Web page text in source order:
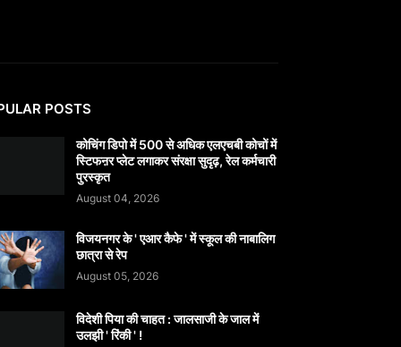
POSTS
कोचिंग डिपो में 500 से अधिक एलएचबी कोचों में
स्टिफऩर प्लेट लगाकर संरक्षा सुदृढ़, रेल कर्मचारी
पुरस्कृत
August 04, 2026
विजयनगर के ' एआर कैफे ' में स्कूल की नाबालिग
छात्रा से रेप
August 05, 2026
विदेशी पिया की चाहत : जालसाजी के जाल में
उलझी ' रिंकी ' !